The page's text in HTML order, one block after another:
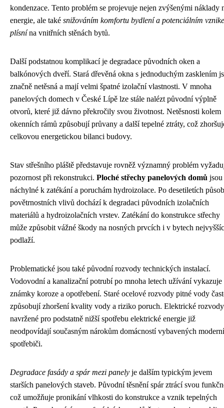
kondenzace. Tento problém se projevuje nejen zvýšenými náklady
energie, ale také snižováním komfortu bydlení a potenciálním
plísnína vnitřních stěnách bytů.
Další podstatnou komplikací je degradace původních oken a
balkónových dveří. Stará dřevěná okna s jednoduchým zasklením
značně netěsná a mají velmi špatné izolační vlastnosti. V mnoha
panelových domech v České Lípě lze stále nalézt původní výplně
otvorů, které již dávno překročily svou životnost. Netěsnosti kolem
okenních rámů způsobují průvany a další tepelné ztráty, což
celkovou energetickou bilanci budovy.
Stav střešního pláště představuje rovněž významný problém
pozornost při rekonstrukci. Ploché střechy panelových domů jsou
náchylné k zatékání a poruchám hydroizolace. Po desetiletích
povětrnostních vlivů dochází k degradaci původních izolačních
materiálů a hydroizolačních vrstev. Zatékání do konstrukce střechy
může způsobit vážné škody na nosných prvcích i v bytech
podlaží.
Problematické jsou také původní rozvody technických instalací.
Vodovodní a kanalizační potrubí po mnoha letech užívání vykazuje
známky koroze a opotřebení. Staré ocelové rozvody pitné vody
způsobují zhoršení kvality vody a riziko poruch. Elektrické rozvody
navržené pro podstatně nižší spotřebu elektrické energie již
neodpovídají současným nárokům domácností vybavených
spotřebiči.
Degradace fasády a spár mezi panely je dalším typickým jevem
starších panelových staveb. Původní těsnění spár ztrácí svou
což umožňuje pronikání vlhkosti do konstrukce a vznik tepelných